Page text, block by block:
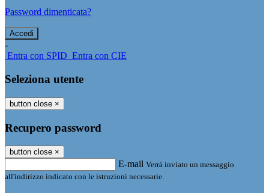
Password dimenticata?
-
Entra con SPID Entra con CIE
Seleziona utente
button close ×
Recupero password
button close ×
E-mail Verrà inviato un messaggio
all'indirizzo indicato con le istruzioni necessarie.